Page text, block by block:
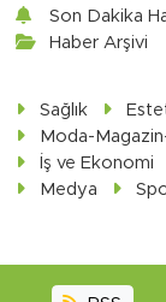
Son Dakika
Haber Arşivi
Sağlık
Moda-
İş ve Ekonomi
Medya